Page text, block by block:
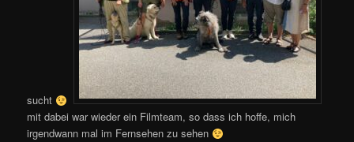
sucht
mit dabei war wieder ein Filmteam, so dass ich hoffe, mich
irgendwann mal im Fernsehen zu sehen